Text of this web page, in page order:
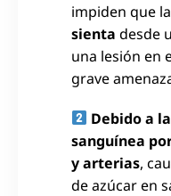
impiden que
sienta desde
una lesión en
grave
Debido a
sanguínea
y arterias,
de azúcar en